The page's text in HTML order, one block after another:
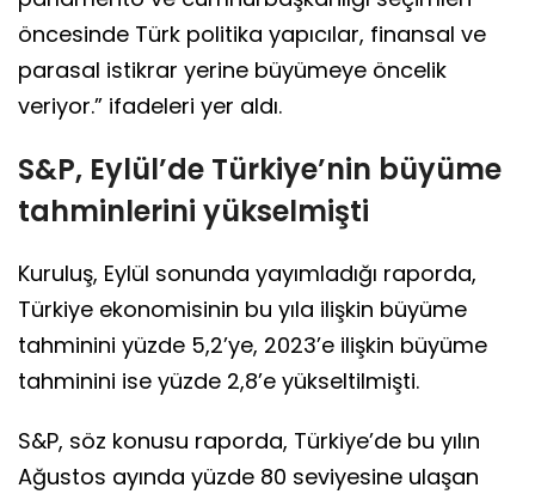
öncesinde Türk politika yapıcılar, finansal ve
parasal istikrar yerine büyümeye öncelik
veriyor.” ifadeleri yer aldı.
S&P, Eylül’de Türkiye’nin büyüme
tahminlerini yükselmişti
Kuruluş, Eylül sonunda yayımladığı raporda,
Türkiye ekonomisinin bu yıla ilişkin büyüme
tahminini yüzde 5,2’ye, 2023’e ilişkin büyüme
tahminini ise yüzde 2,8’e yükseltilmişti.
S&P, söz konusu raporda, Türkiye’de bu yılın
Ağustos ayında yüzde 80 seviyesine ulaşan